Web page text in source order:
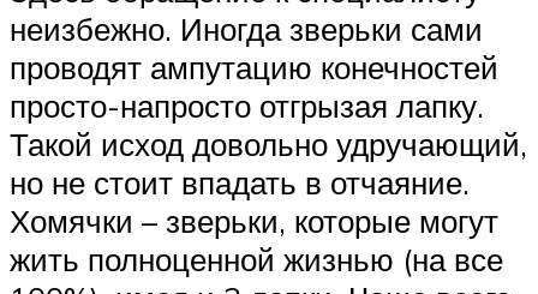
неизбежно. Иногда зверьки сами
проводят ампутацию конечностей
просто-напросто отгрызая лапку.
Такой исход довольно удручающий,
но не стоит впадать в отчаяние.
Хомячки – зверьки, которые могут
жить полноценной жизнью (на все